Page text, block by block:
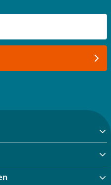
binnen Nederland bij
loungestoel wordt zo snel
je het weet kun je genieten in
mee!